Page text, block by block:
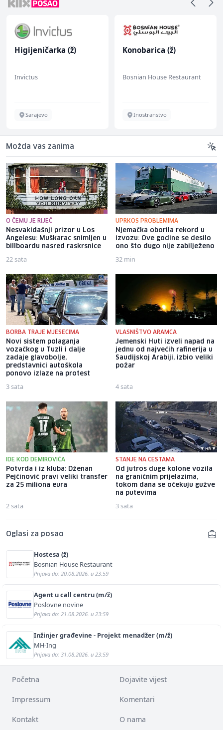
Higijeničarka (ž)
Invictus
Sarajevo
Konobarica (ž)
Bosnian House Restaurant
Inostranstvo
Možda vas zanima
O ČEMU JE RIJEČ
Nesvakidašnji prizor u Los
Angelesu: Muškarac snimljen u
billboardu nasred raskrsnice
22 sata
UPRKOS PROBLEMIMA
Njemačka oborila rekord u
izvozu: Ove godine se desilo
ono što dugo nije zabilježeno
32 min
BORBA TRAJE MJESECIMA
Novi sistem polaganja
vozačkog u Tuzli i dalje
zadaje glavobolje,
predstavnici autoškola
ponovo izlaze na protest
3 sata
VLASNIŠTVO ARAMCA
Jemenski Huti izveli napad na
jednu od najvećih rafinerija u
Saudijskoj Arabiji, izbio veliki
požar
4 sata
IDE KOD DEMIROVIĆA
Potvrda i iz kluba: Dženan
Pejčinović pravi veliki transfer
za 25 miliona eura
2 sata
STANJE NA CESTAMA
Od jutros duge kolone vozila
na graničnim prijelazima,
tokom dana se očekuju gužve
na putevima
3 sata
Oglasi za posao
Hostesa (ž)
Bosnian House Restaurant
Prijava do: 20.08.2026. u 23:59
Agent u call centru (m/ž)
Poslovne novine
Prijava do: 21.08.2026. u 23:59
Inžinjer građevine - Projekt menadžer (m/ž)
MH-Ing
Prijava do: 31.08.2026. u 23:59
Početna Dojavite vijest
Impressum Komentari
Kontakt O nama